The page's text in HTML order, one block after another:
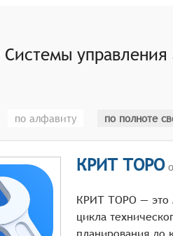
Системы управления
по алфавиту по полноте
КРИТ ТОРО
КРИТ ТОРО — это
цикла